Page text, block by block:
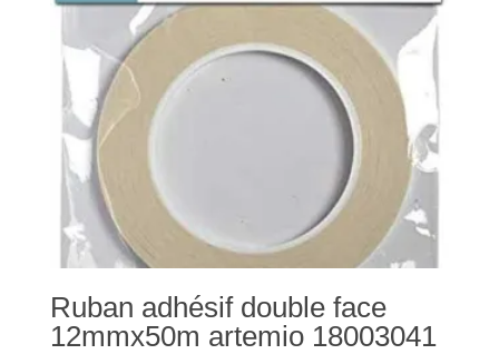
Ruban adhésif double face
12mmx50m artemio 18003041